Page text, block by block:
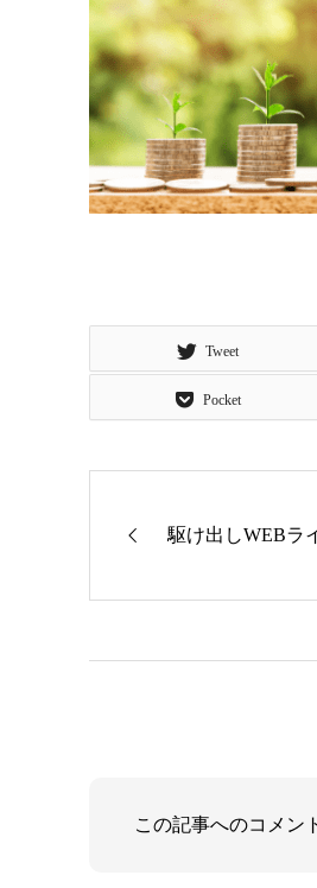
Tweet
Pocket
駆け出しWEBラ
この記事へのコメン